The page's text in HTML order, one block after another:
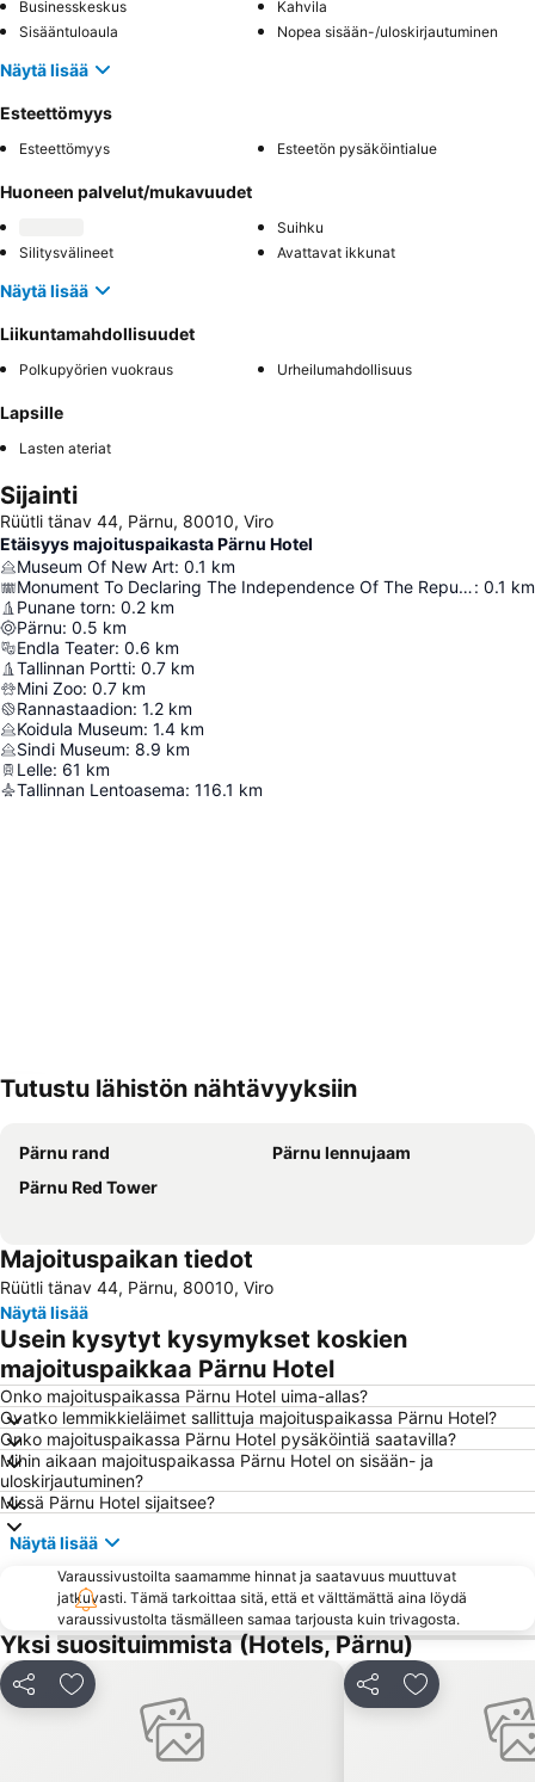
Businesskeskus
Kahvila
Sisääntuloaula
Nopea sisään-/uloskirjautuminen
Näytä lisää
Esteettömyys
Esteettömyys Esteetön pysäköintialue
Huoneen palvelut/mukavuudet
Suihku
Silitysvälineet
Avattavat ikkunat
Näytä lisää
Liikuntamahdollisuudet
Polkupyörien vuokraus Urheilumahdollisuus
Lapsille
Lasten ateriat
Sijainti
Rüütli tänav 44, Pärnu, 80010, Viro
Etäisyys majoituspaikasta Pärnu Hotel
Museum Of New Art: 0.1 km
Monument To Declaring The Independence Of The Republic Of Estonia: 0.1 km
Punane torn: 0.2 km
Pärnu: 0.5 km
Endla Teater: 0.6 km
Tallinnan Portti: 0.7 km
Mini Zoo: 0.7 km
Rannastaadion: 1.2 km
Koidula Museum: 1.4 km
Sindi Museum: 8.9 km
Lelle: 61 km
Tallinnan Lentoasema: 116.1 km
Tutustu lähistön nähtävyyksiin
Pärnu rand
Pärnu lennujaam
Pärnu Red Tower
Majoituspaikan tiedot
Rüütli tänav 44, Pärnu, 80010, Viro
Näytä lisää
Usein kysytyt kysymykset koskien
majoituspaikkaa Pärnu Hotel
Onko majoituspaikassa Pärnu Hotel uima-allas?
Ovatko lemmikkieläimet sallittuja majoituspaikassa Pärnu Hotel?
Onko majoituspaikassa Pärnu Hotel pysäköintiä saatavilla?
Mihin aikaan majoituspaikassa Pärnu Hotel on sisään- ja
uloskirjautuminen?
Missä Pärnu Hotel sijaitsee?
Näytä lisää
Varaussivustoilta saamamme hinnat ja saatavuus muuttuvat
jatkuvasti. Tämä tarkoittaa sitä, että et välttämättä aina löydä
varaussivustolta täsmälleen samaa tarjousta kuin trivagosta.
Yksi suosituimmista (Hotels, Pärnu)
Jaa Lisää suosikkeihin Jaa Lisää